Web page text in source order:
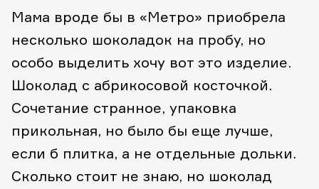
Мама вроде бы в «Метро» приобрела
несколько шоколадок на пробу, но
особо выделить хочу вот это изделие.
Шоколад с абрикосовой косточкой.
Сочетание странное, упаковка
прикольная, но было бы еще лучше,
если б плитка, а не отдельные дольки.
Сколько стоит не знаю, но шоколад